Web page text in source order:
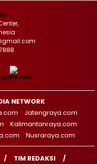
NETWORK
Jatengraya.com
Kalimantanraya.com
Nusraraya.com
TIM REDAKSI